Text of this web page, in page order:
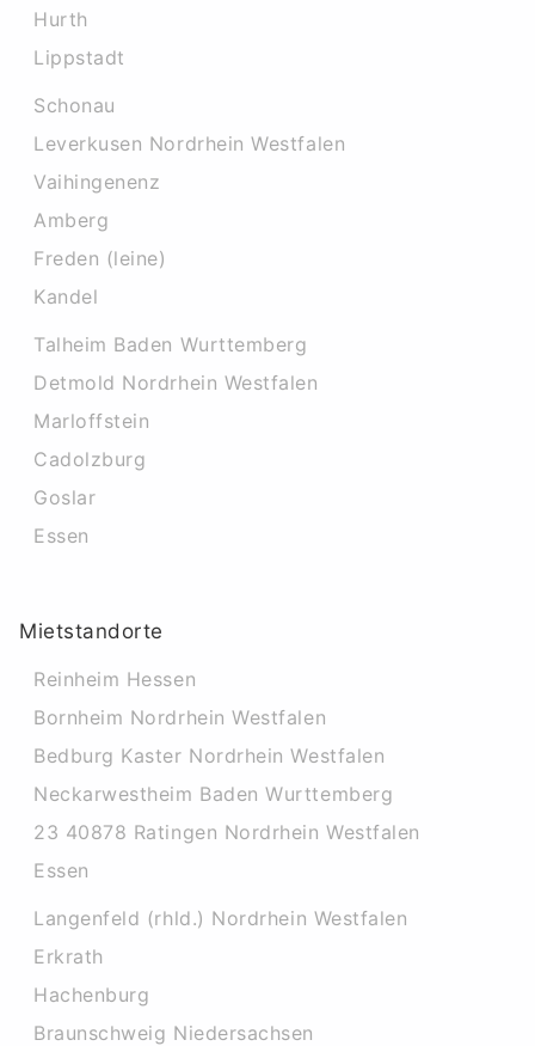
Hurth
Lippstadt
Schonau
Leverkusen Nordrhein Westfalen
Vaihingenenz
Amberg
Freden (leine)
Kandel
Talheim Baden Wurttemberg
Detmold Nordrhein Westfalen
Marloffstein
Cadolzburg
Goslar
Essen
Mietstandorte
Reinheim Hessen
Bornheim Nordrhein Westfalen
Bedburg Kaster Nordrhein Westfalen
Neckarwestheim Baden Wurttemberg
23 40878 Ratingen Nordrhein Westfalen
Essen
Langenfeld (rhld.) Nordrhein Westfalen
Erkrath
Hachenburg
Braunschweig Niedersachsen